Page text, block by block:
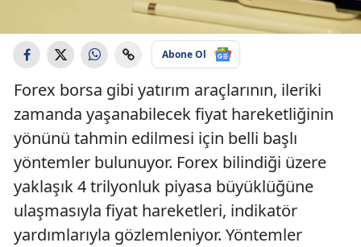
Abone Ol
Forex borsa gibi yatırım araçlarının, ileriki
zamanda yaşanabilecek fiyat hareketliğinin
yönünü tahmin edilmesi için belli başlı
yöntemler bulunuyor. Forex bilindiği üzere
yaklaşık 4 trilyonluk piyasa büyüklüğüne
ulaşmasıyla fiyat hareketleri, indikatör
yardımlarıyla gözlemleniyor. Yöntemler